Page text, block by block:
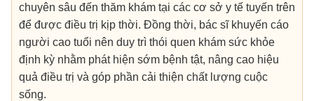
chuyên sâu đến thăm khám tại các cơ sở y tế tuyến trên
để được điều trị kịp thời. Đồng thời, bác sĩ khuyến cáo
người cao tuổi nên duy trì thói quen khám sức khỏe
định kỳ nhằm phát hiện sớm bệnh tật, nâng cao hiệu
quả điều trị và góp phần cải thiện chất lượng cuộc
sống.